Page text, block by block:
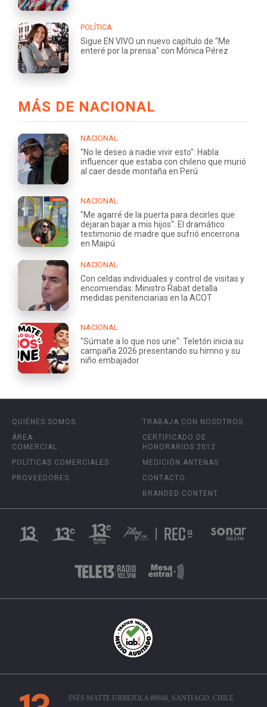
POLÍTICA
Sigue EN VIVO un nuevo capítulo de "Me
enteré por la prensa" con Mónica Pérez
MÁS DE NACIONAL
NACIONAL
"No le deseo a nadie vivir esto": Habla
influencer que estaba con chileno que murió
al caer desde montaña en Perú
NACIONAL
"Me agarré de la puerta para decirles que
dejaran bajar a mis hijos": El dramático
testimonio de madre que sufrió encerrona
en Maipú
NACIONAL
Con celdas individuales y control de visitas y
encomiendas: Ministro Rabat detalla
medidas penitenciarias en la ACOT
NACIONAL
"Súmate a lo que nos une": Teletón inicia su
campaña 2026 presentando su himno y su
niño embajador
QUIÉNES SOMOS
ÁREA
COMERCIAL
POLÍTICAS COMERCIALES
PROVEEDORES
TRABAJA CON NOSOTROS
CERTIFICADO DE
HONORARIOS 2012
MEDICIÓN ANTENAS
CONTACTO
BRANDED CONTENT
INÉS MATTE URREJOLA #0848, SANTIAGO, CHILE